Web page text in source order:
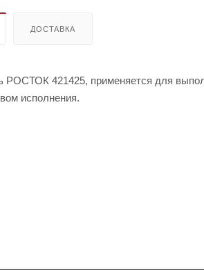
ДОСТАВКА
РОСТОК 421425, применяется для
исполнения.